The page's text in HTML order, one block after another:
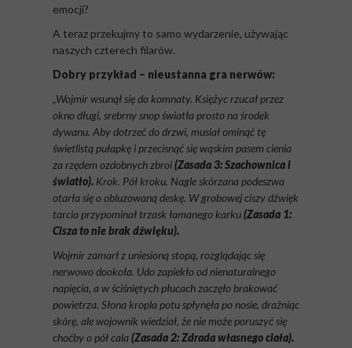
emocji?
A teraz przekujmy to samo wydarzenie, używając
naszych czterech filarów.
Dobry przykład – nieustanna gra nerwów:
„Wojmir wsunął się do komnaty. Księżyc rzucał przez
okno długi, srebrny snop światła prosto na środek
dywanu. Aby dotrzeć do drzwi, musiał ominąć tę
świetlistą pułapkę i przecisnąć się wąskim pasem cienia
za rzędem ozdobnych zbroi(Zasada 3: Szachownica i
światło). Krok. Pół kroku. Nagle skórzana podeszwa
otarła się o obluzowaną deskę. W grobowej ciszy dźwięk
tarcia przypominał trzask łamanego karku(Zasada 1:
Cisza to nie brak dźwięku).
Wojmir zamarł z uniesioną stopą, rozglądając się
nerwowo dookoła. Udo zapiekło od nienaturalnego
napięcia, a w ściśniętych płucach zaczęło brakować
powietrza. Słona kropla potu spłynęła po nosie, drażniąc
skórę, ale wojownik wiedział, że nie może poruszyć się
choćby o pół cala(Zasada 2: Zdrada własnego ciała).